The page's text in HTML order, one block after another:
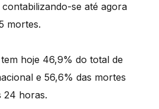
se até agora
mortes.
hoje 46,9% do total de
e 56,6% das mortes
24 horas.